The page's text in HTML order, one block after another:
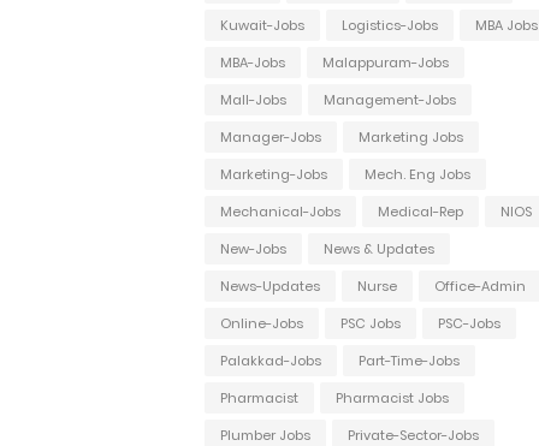
Kuwait-Jobs
Logistics-Jobs
MBA Jobs
MBA-Jobs
Malappuram-Jobs
Mall-Jobs
Management-Jobs
Manager-Jobs
Marketing Jobs
Marketing-Jobs
Mech. Eng Jobs
Mechanical-Jobs
Medical-Rep
NIOS
New-Jobs
News & Updates
News-Updates
Nurse
Office-Admin
Online-Jobs
PSC Jobs
PSC-Jobs
Palakkad-Jobs
Part-Time-Jobs
Pharmacist
Pharmacist Jobs
Plumber Jobs
Private-Sector-Jobs